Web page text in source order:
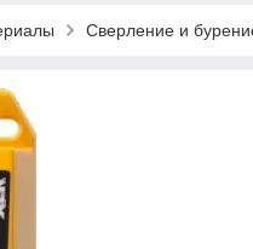
Сверление и